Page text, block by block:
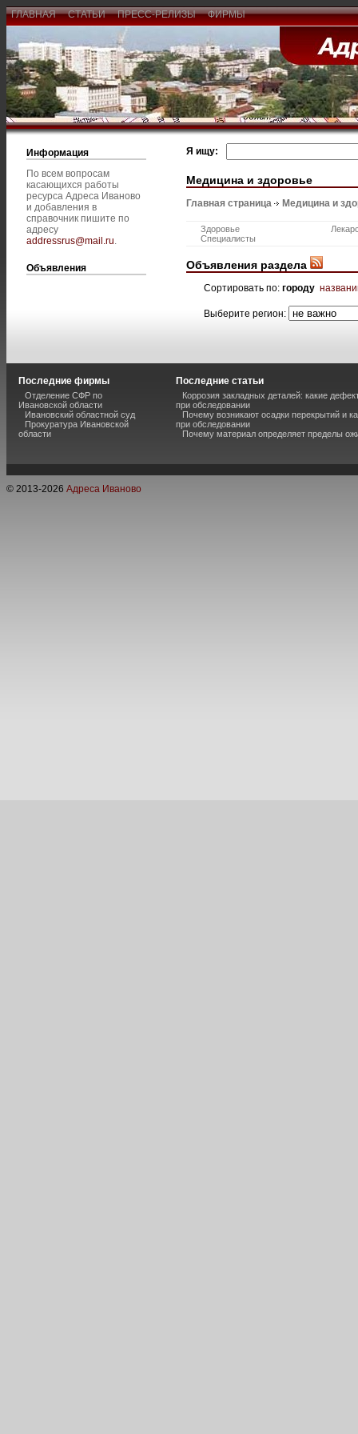
ГЛАВНАЯ СТАТЬИ ПРЕСС-РЕЛИЗЫ ФИРМЫ
Информация
По всем вопросам
касающихся работы
ресурса Адреса Иваново
и добавления в
справочник пишите по
адресу
addressrus@mail.ru.
Объявления
Я ищу:
Медицина и здоровье
Главная страница Медицина и
Здоровье
Специалисты
Объявления раздела
Сортировать по: городу
Выберите регион:
Последние фирмы
Отделение СФР по
Ивановской области
Ивановский областной суд
Прокуратура Ивановской
области
Последние статьи
Коррозия закладных деталей: какие
при обследовании
Почему возникают осадки перекрытий и
при обследовании
Почему материал определяет пределы
© 2013-2026 Адреса Иваново